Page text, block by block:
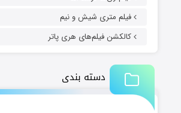
فیلم متری شیش و نیم
کالکشن فیلم‌های هری پاتر
دسته بندی